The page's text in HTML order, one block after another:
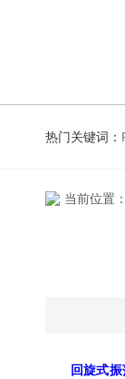
热门关键词：
当前位置：
回旋式